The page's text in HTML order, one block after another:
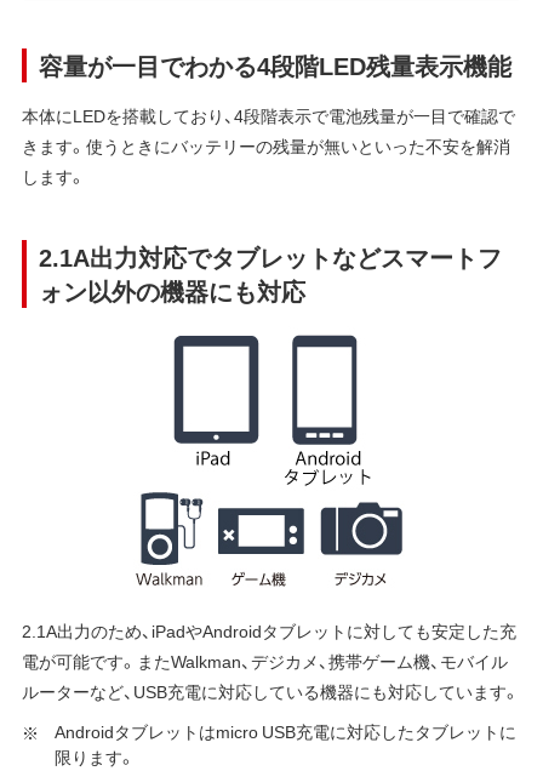
容量が一目でわかる4段階LED残量表示機能
本体にLEDを搭載しており、4段階表示で電池残量が一目で確認で
きます。使うときにバッテリーの残量が無いといった不安を解消
します。
2.1A出力対応でタブレットなどスマートフ
ォン以外の機器にも対応
2.1A出力のため、iPadやAndroidタブレットに対しても安定した充
電が可能です。またWalkman、デジカメ、携帯ゲーム機、モバイル
ルーターなど、USB充電に対応している機器にも対応しています。
Androidタブレットはmicro USB充電に対応したタブレットに
限ります。